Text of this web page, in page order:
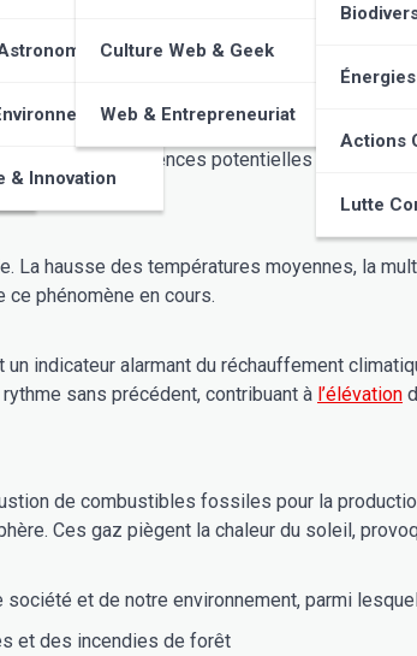
& Innovation
Culture Web & Geek
Web & Entrepreneuriat
Actions
Lutte
ses conséquences et les solutions
Le changement climatique est une réalité
et les conséquences potentielles si nous
La hausse des températures moyennes, la
phénomène en cours.
indicateur alarmant du réchauffement
sans précédent, contribuant à l’élévation
de combustibles fossiles pour la
Ces gaz piègent la chaleur du soleil,
et de notre environnement, parmi
et des incendies de forêt